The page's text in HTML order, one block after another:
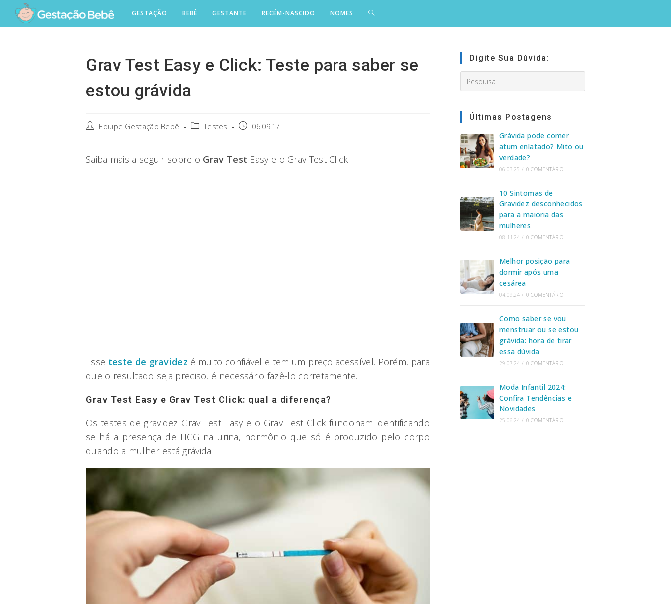
content
GESTAÇÃO BEBÊ GESTANTE RECÉM-NASCIDO NOMES
Grav Test Easy e Click: Teste para saber se
estou grávida
PostEquipe Gestação Bebê
PostTestes
Post06.09.17
Saiba mais a seguir sobre o Grav Test Easy e o Grav Test Click.
Esse teste de gravidez é muito confiável e tem um preço acessível. Porém, para
que o resultado seja preciso, é necessário fazê-lo corretamente.
Grav Test Easy e Grav Test Click: qual a diferença?
Os testes de gravidez Grav Test Easy e o Grav Test Click funcionam identificando
se há a presença de HCG na urina, hormônio que só é produzido pelo corpo
quando a mulher está grávida.
Digite Sua Dúvida:
this
Últimas Postagens
Grávida pode comer
atum enlatado? Mito ou
verdade?
06.03.25 / 0 COMENTÁRIO
10 Sintomas de
Gravidez desconhecidos
para a maioria das
mulheres
08.11.24 / 0 COMENTÁRIO
Melhor posição para
dormir após uma
cesárea
04.09.24 / 0 COMENTÁRIO
Como saber se vou
menstruar ou se estou
grávida: hora de tirar
essa dúvida
29.07.24 / 0 COMENTÁRIO
Moda Infantil 2024:
Confira Tendências e
Novidades
25.06.24 / 0 COMENTÁRIO